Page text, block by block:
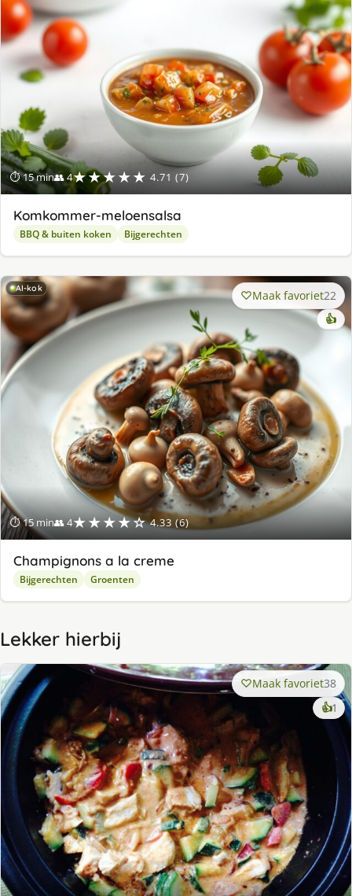
⏱ 15 min👥 4★★★★★ 4.71 (7)
Komkommer-meloensalsa
BBQ & buiten koken Bijgerechten
AI-kok
⏱ 15 min👥 4★★★★☆ 4.33 (6)
Maak favoriet22
👍
Champignons a la creme
Bijgerechten Groenten
Lekker hierbij
Maak favoriet38
👍1